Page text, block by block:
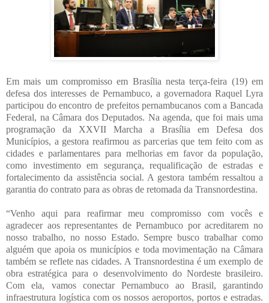
Em mais um compromisso em Brasília nesta terça-feira (19) em
defesa dos interesses de Pernambuco, a governadora Raquel Lyra
participou do encontro de prefeitos pernambucanos com a Bancada
Federal, na Câmara dos Deputados. Na agenda, que foi mais uma
programação da XXVII Marcha a Brasília em Defesa dos
Municípios, a gestora reafirmou as parcerias que tem feito com as
cidades e parlamentares para melhorias em favor da população,
como investimento em segurança, requalificação de estradas e
fortalecimento da assistência social. A gestora também ressaltou a
garantia do contrato para as obras de retomada da Transnordestina.
“Venho aqui para reafirmar meu compromisso com vocês e
agradecer aos representantes de Pernambuco por acreditarem no
nosso trabalho, no nosso Estado. Sempre busco trabalhar como
alguém que apoia os municípios e toda movimentação na Câmara
também se reflete nas cidades. A Transnordestina é um exemplo de
obra estratégica para o desenvolvimento do Nordeste brasileiro.
Com ela, vamos conectar Pernambuco ao Brasil, garantindo
infraestrutura logística com os nossos aeroportos, portos e estradas.